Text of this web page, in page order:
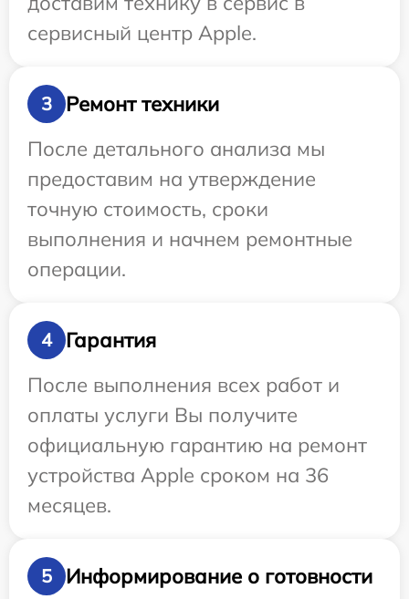
сервисный центр Apple.
3
Ремонт техники
После детального анализа мы
предоставим на утверждение
точную стоимость, сроки
выполнения и начнем ремонтные
операции.
4
Гарантия
После выполнения всех работ и
оплаты услуги Вы получите
официальную гарантию на ремонт
устройства Apple сроком на 36
месяцев.
5
Информирование о готовности